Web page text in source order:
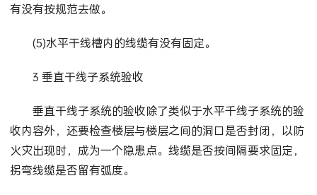
有没有按规范去做。
(5)水平干线槽内的线缆有没有固定。
3 垂直干线子系统验收
垂直干线子系统的验收除了类似于水平千线子系统的验
收内容外，还要检查楼层与楼层之间的洞口是否封闭，以防
火灾出现时，成为一个隐患点。线缆是否按间隔要求固定，
拐弯线缆是否留有弧度。